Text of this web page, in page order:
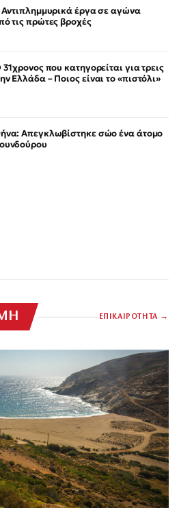
Αντιπλημμυρικά έργα σε αγώνα
τις πρώτες βροχές
που κατηγορείται για τρεις
Ελλάδα – Ποιος είναι το «πιστόλι»
Απεγκλωβίστηκε σώο ένα άτομο
ΕΠΙΚΑΙΡΟΤΗΤΑ